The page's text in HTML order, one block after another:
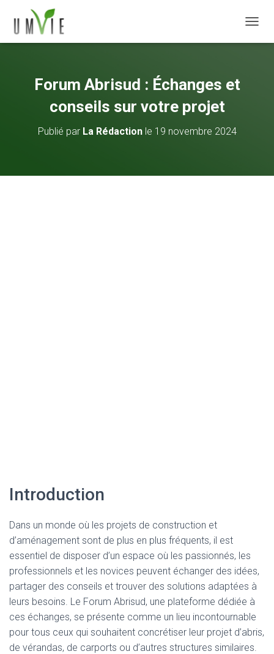
Forum Abrisud : Échanges et
conseils sur votre projet
Publié par La Rédactionle 19 novembre 2024
Introduction
Dans un monde où les projets de construction et
d’aménagement sont de plus en plus fréquents, il est
essentiel de disposer d’un espace où les passionnés, les
professionnels et les novices peuvent échanger des idées,
partager des conseils et trouver des solutions adaptées à
leurs besoins. Le Forum Abrisud, une plateforme dédiée à
ces échanges, se présente comme un lieu incontournable
pour tous ceux qui souhaitent concrétiser leur projet d’abris,
de vérandas, de carports ou d’autres structures similaires.